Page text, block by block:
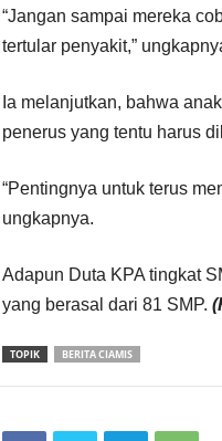
“Jangan sampai mereka
tertular penyakit,”
Ia melanjutkan, bahwa
penerus yang tentu harus
“Pentingnya untuk terus
ungkapnya.
Adapun Duta KPA tingkat
yang berasal dari 81 SMP.
TOPIK BERITA CIAMIS